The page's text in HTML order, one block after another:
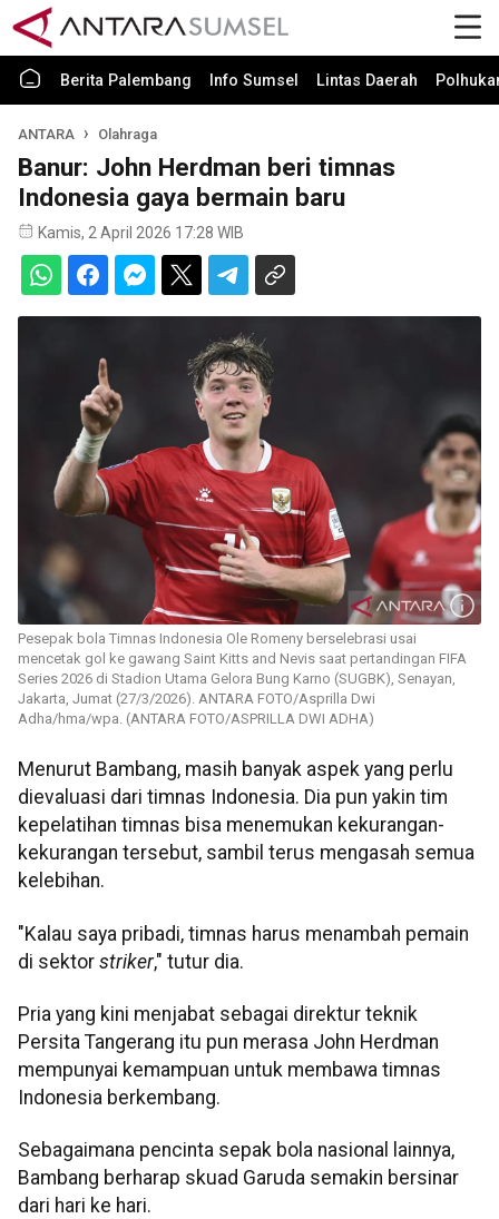
Berita Palembang Info Sumsel Lintas Daerah
ANTARA Olahraga
Banur: John Herdman beri timnas
Indonesia gaya bermain baru
Kamis, 2 April 2026 17:28 WIB
Pesepak bola Timnas Indonesia Ole Romeny berselebrasi usai
mencetak gol ke gawang Saint Kitts and Nevis saat pertandingan FIFA
Series 2026 di Stadion Utama Gelora Bung Karno (SUGBK), Senayan,
Jakarta, Jumat (27/3/2026). ANTARA FOTO/Asprilla Dwi
Adha/hma/wpa. (ANTARA FOTO/ASPRILLA DWI ADHA)
Menurut Bambang, masih banyak aspek yang perlu
dievaluasi dari timnas Indonesia. Dia pun yakin tim
kepelatihan timnas bisa menemukan kekurangan-
kekurangan tersebut, sambil terus mengasah semua
kelebihan.
"Kalau saya pribadi, timnas harus menambah pemain
di sektor striker," tutur dia.
Pria yang kini menjabat sebagai direktur teknik
Persita Tangerang itu pun merasa John Herdman
mempunyai kemampuan untuk membawa timnas
Indonesia berkembang.
Sebagaimana pencinta sepak bola nasional lainnya,
Bambang berharap skuad Garuda semakin bersinar
dari hari ke hari.